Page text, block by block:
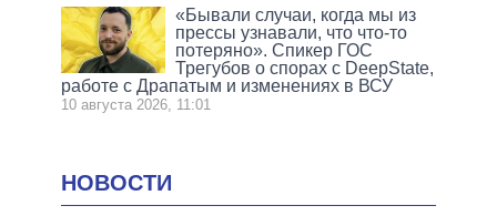
«Бывали случаи, когда мы из
прессы узнавали, что что-то
потеряно». Спикер ГОС
Трегубов о спорах с DeepState,
работе с Драпатым и изменениях в ВСУ
10 августа 2026, 11:01
НОВОСТИ